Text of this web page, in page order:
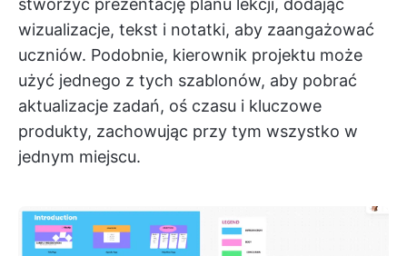
stworzyć prezentację planu lekcji, dodając
wizualizacje, tekst i notatki, aby zaangażować
uczniów. Podobnie, kierownik projektu może
użyć jednego z tych szablonów, aby pobrać
aktualizacje zadań, oś czasu i kluczowe
produkty, zachowując przy tym wszystko w
jednym miejscu.